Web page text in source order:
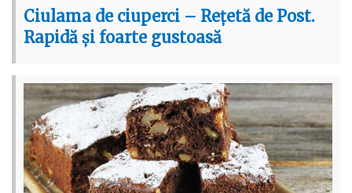
Ciulama de ciuperci – Rețetă de Post.
Rapidă și foarte gustoasă